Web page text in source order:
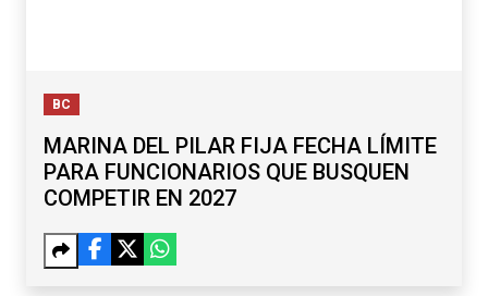
BC
MARINA DEL PILAR FIJA FECHA LÍMITE
PARA FUNCIONARIOS QUE BUSQUEN
COMPETIR EN 2027